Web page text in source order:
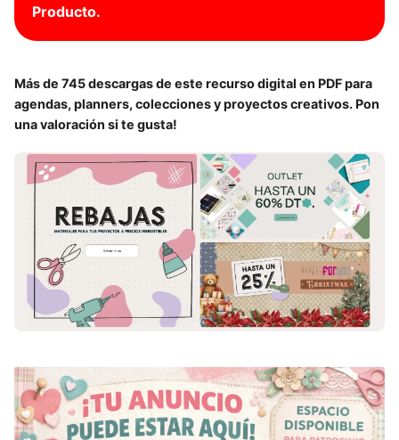
Producto.
Más de 745 descargas de este recurso digital en PDF para
agendas, planners, colecciones y proyectos creativos. Pon
una valoración si te gusta!